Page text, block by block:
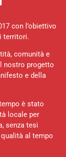
con l’obiettivo
territori.
comunità e
nostro progetto
e della
è stato
locale per
senza tesi
al tempo